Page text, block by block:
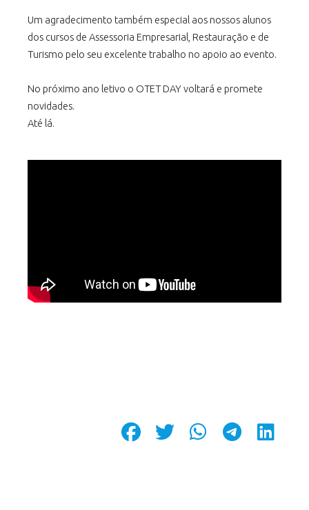
Um agradecimento também especial aos nossos alunos
dos cursos de Assessoria Empresarial, Restauração e de
Turismo pelo seu excelente trabalho no apoio ao evento.
No próximo ano letivo o OTET DAY voltará e promete
novidades.
Até lá.